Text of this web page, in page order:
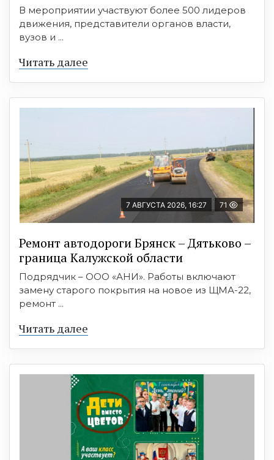
В мероприятии участвуют более 500 лидеров
движения, представители органов власти,
вузов и ...
Читать далее
7 АВГУСТА 2026, 16:27 71
Ремонт автодороги Брянск – Дятьково –
граница Калужской области
Подрядчик – ООО «АНИ». Работы включают
замену старого покрытия на новое из ЩМА-22,
ремонт ...
Читать далее